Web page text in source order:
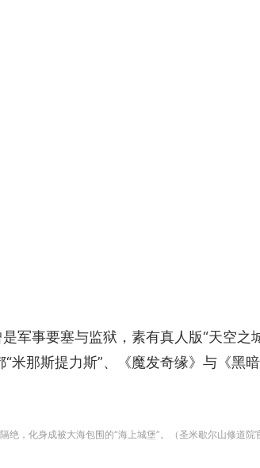
军事要塞与监狱，素有真人版“天空之
那斯提力斯”、《魔发奇缘》与《黑
，化身成被大海包围的“海上城堡”。（圣米歇尔山修道院